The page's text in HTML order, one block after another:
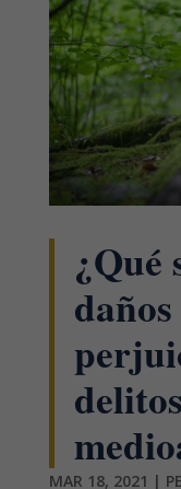
¿Qué
MAR 18, 2021 |